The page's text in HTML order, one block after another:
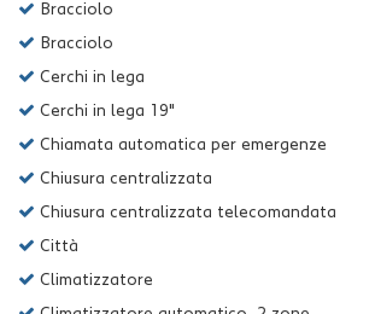
Bracciolo
Bracciolo
Cerchi in lega
Cerchi in lega 19"
Chiamata automatica per emergenze
Chiusura centralizzata
Chiusura centralizzata telecomandata
Città
Climatizzatore